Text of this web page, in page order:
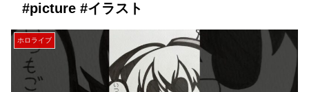
#picture #イラスト
ホロライブ